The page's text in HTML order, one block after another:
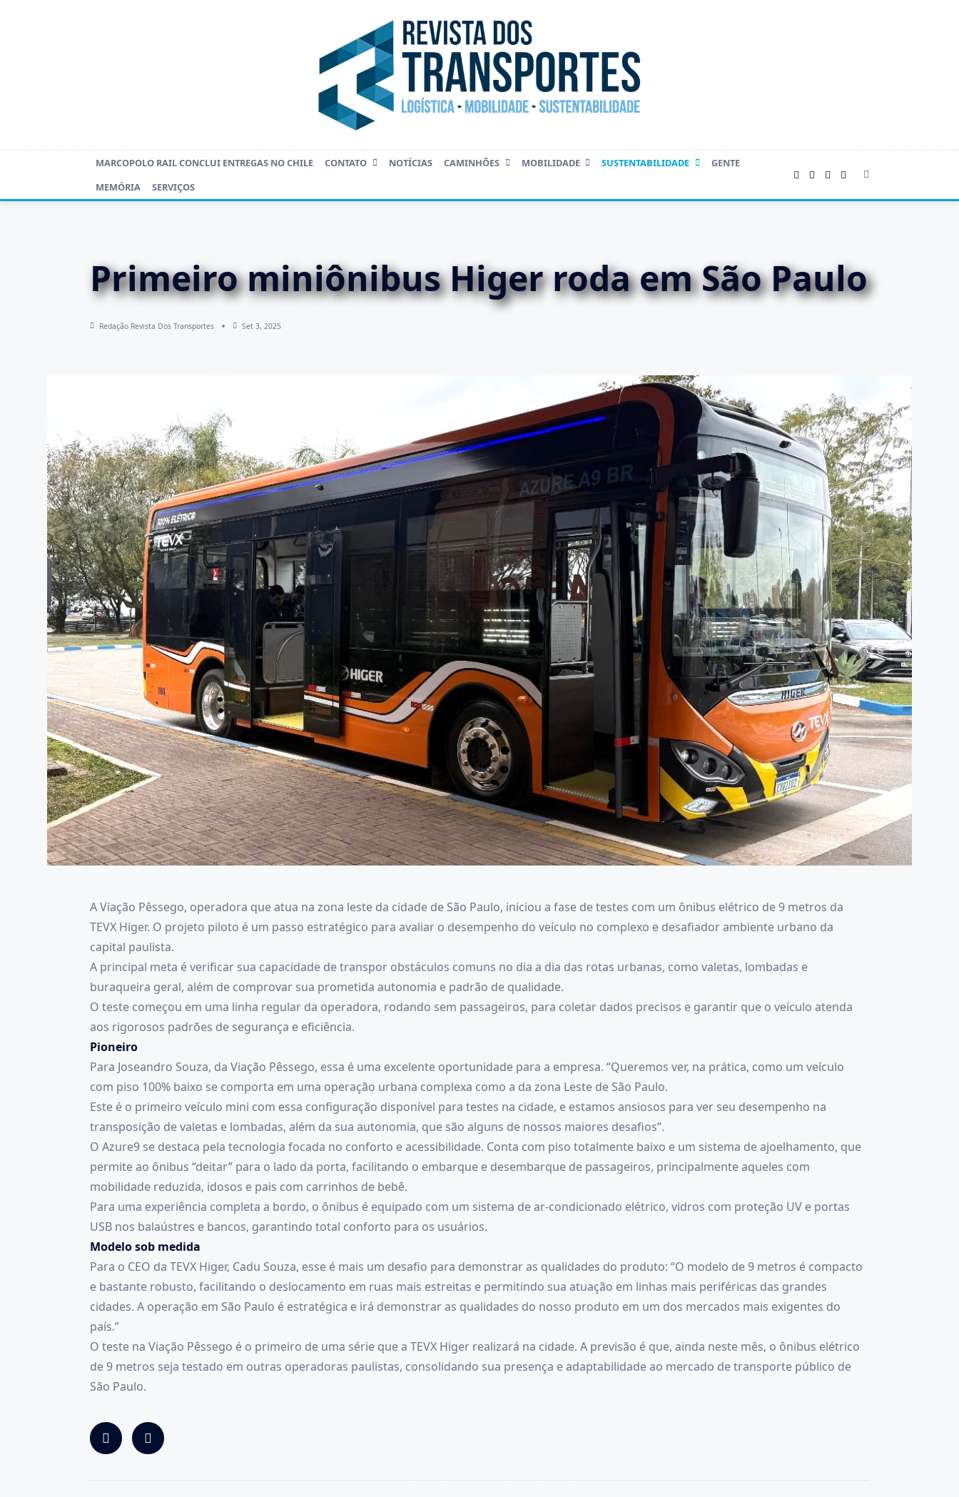
MARCOPOLO RAIL CONCLUI ENTREGAS NO CHILE CONTATO NOTÍCIAS CAMINHÕES MOBILIDADE SUSTENTABILIDADE
GENTE
MEMÓRIA
SERVIÇOS
Primeiro miniônibus Higer roda em São Paulo
Redação Revista Dos Transportes Set 3, 2025
A Viação Pêssego, operadora que atua na zona leste da cidade de São Paulo, iniciou a fase de testes com um ônibus elétrico de 9 metros da
TEVX Higer. O projeto piloto é um passo estratégico para avaliar o desempenho do veículo no complexo e desafiador ambiente urbano da
capital paulista.
A principal meta é verificar sua capacidade de transpor obstáculos comuns no dia a dia das rotas urbanas, como valetas, lombadas e
buraqueira geral, além de comprovar sua prometida autonomia e padrão de qualidade.
O teste começou em uma linha regular da operadora, rodando sem passageiros, para coletar dados precisos e garantir que o veículo atenda
aos rigorosos padrões de segurança e eficiência.
Pioneiro
Para Joseandro Souza, da Viação Pêssego, essa é uma excelente oportunidade para a empresa. “Queremos ver, na prática, como um veículo
com piso 100% baixo se comporta em uma operação urbana complexa como a da zona Leste de São Paulo.
Este é o primeiro veículo mini com essa configuração disponível para testes na cidade, e estamos ansiosos para ver seu desempenho na
transposição de valetas e lombadas, além da sua autonomia, que são alguns de nossos maiores desafios”.
O Azure9 se destaca pela tecnologia focada no conforto e acessibilidade. Conta com piso totalmente baixo e um sistema de ajoelhamento, que
permite ao ônibus “deitar” para o lado da porta, facilitando o embarque e desembarque de passageiros, principalmente aqueles com
mobilidade reduzida, idosos e pais com carrinhos de bebê.
Para uma experiência completa a bordo, o ônibus é equipado com um sistema de ar-condicionado elétrico, vidros com proteção UV e portas
USB nos balaústres e bancos, garantindo total conforto para os usuários.
Modelo sob medida
Para o CEO da TEVX Higer, Cadu Souza, esse é mais um desafio para demonstrar as qualidades do produto: “O modelo de 9 metros é compacto
e bastante robusto, facilitando o deslocamento em ruas mais estreitas e permitindo sua atuação em linhas mais periféricas das grandes
cidades. A operação em São Paulo é estratégica e irá demonstrar as qualidades do nosso produto em um dos mercados mais exigentes do
país.”
O teste na Viação Pêssego é o primeiro de uma série que a TEVX Higer realizará na cidade. A previsão é que, ainda neste mês, o ônibus elétrico
de 9 metros seja testado em outras operadoras paulistas, consolidando sua presença e adaptabilidade ao mercado de transporte público de
São Paulo.